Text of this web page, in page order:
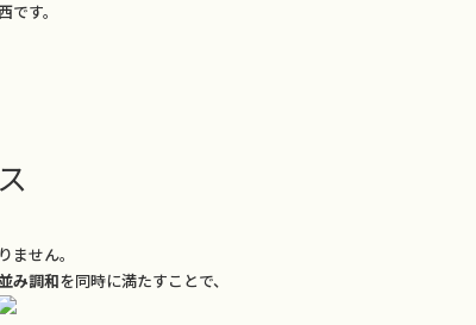
す。
せん。
み調和を同時に満たすことで、